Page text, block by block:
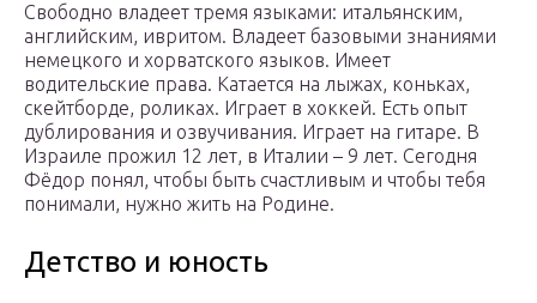
Свободно владеет тремя языками: итальянским,
английским, ивритом. Владеет базовыми знаниями
немецкого и хорватского языков. Имеет
водительские права. Катается на лыжах, коньках,
скейтборде, роликах. Играет в хоккей. Есть опыт
дублирования и озвучивания. Играет на гитаре. В
Израиле прожил 12 лет, в Италии – 9 лет. Сегодня
Фёдор понял, чтобы быть счастливым и чтобы тебя
понимали, нужно жить на Родине.
Детство и юность